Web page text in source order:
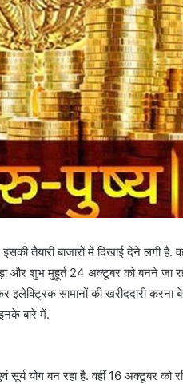
तैयारी बाजारों में दिखाई देने लगी है.
और शुभ मुहूर्त 24 अक्टूबर को बनने जा
सामानों की खरीददारी करना
बारे में.
योग बन रहा है. वहीं 16 अक्टूबर को